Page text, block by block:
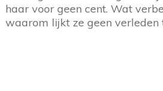
haar voor geen cent. Wat
waarom lijkt ze geen verleden